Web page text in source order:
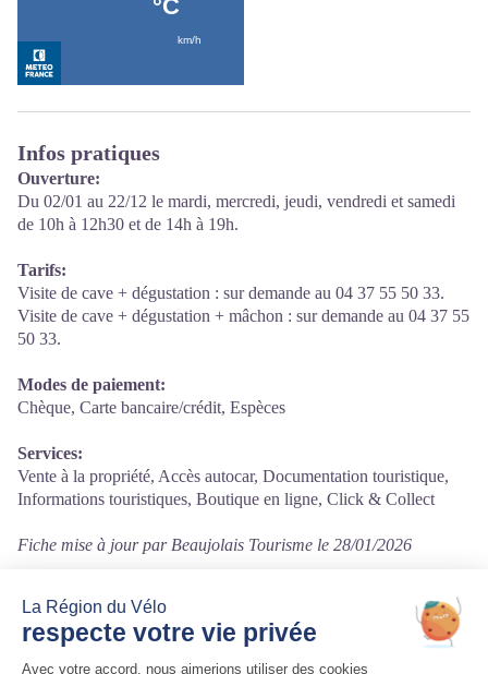
Infos pratiques
Ouverture:
Du 02/01 au 22/12 le mardi, mercredi, jeudi, vendredi et samedi
de 10h à 12h30 et de 14h à 19h.
Tarifs:
Visite de cave + dégustation : sur demande au 04 37 55 50 33.
Visite de cave + dégustation + mâchon : sur demande au 04 37 55
50 33.
Modes de paiement:
Chèque, Carte bancaire/crédit, Espèces
Services:
Vente à la propriété, Accès autocar, Documentation touristique,
Informations touristiques, Boutique en ligne, Click & Collect
Fiche mise à jour par Beaujolais Tourisme le 28/01/2026
Contact
78 Rue du Ribouillon